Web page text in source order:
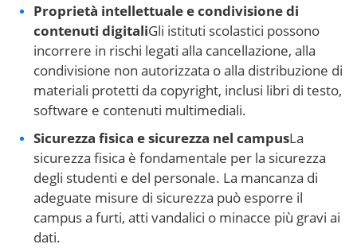
Proprietà intellettuale e condivisione di
contenuti digitaliGli istituti scolastici possono
incorrere in rischi legati alla cancellazione, alla
condivisione non autorizzata o alla distribuzione di
materiali protetti da copyright, inclusi libri di testo,
software e contenuti multimediali.
Sicurezza fisica e sicurezza nel campusLa
sicurezza fisica è fondamentale per la sicurezza
degli studenti e del personale. La mancanza di
adeguate misure di sicurezza può esporre il
campus a furti, atti vandalici o minacce più gravi ai
dati.